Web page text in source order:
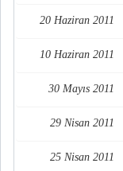
20 Haziran 2011
10 Haziran 2011
30 Mayıs 2011
29 Nisan 2011
25 Nisan 2011